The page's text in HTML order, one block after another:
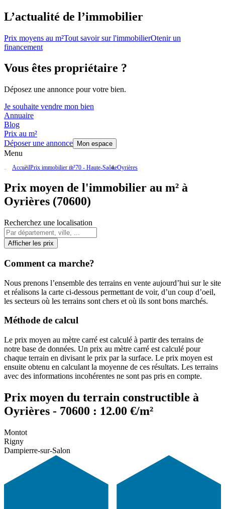
L’actualité de l’immobilier
Prix moyens au m²Tout savoir sur l'immobilierOtenir un
financement
Vous êtes propriétaire ?
Déposez une annonce pour votre bien.
Je souhaite vendre mon bien
Annuaire
Blog
Prix au m²
Déposer une annonce
Mon espace
Menu
AccueilPrix immobilier m²70 - Haute-SaôneOyrières
Prix moyen de l'immobilier au m² à
Oyrières (70600)
Recherchez une localisation
Afficher les prix
Comment ca marche?
Nous prenons l’ensemble des terrains en vente aujourd’hui sur le site
et réalisons la carte ci-dessous permettant de voir, d’un coup d’oeil,
les secteurs où les terrains sont chers et où ils sont bons marchés.
Méthode de calcul
Le prix moyen au mètre carré est calculé à partir des terrains de
notre base de données. Un prix au mètre carré est calculé pour
chaque terrain en divisant le prix par la surface. Le prix moyen est
ensuite obtenu en calculant la moyenne de ces résultats. Les terrains
avec des informations incohérentes ne sont pas pris en compte.
Prix moyen du terrain constructible à
Oyrières - 70600 : 12.00 €/m²
Montot
Rigny
Dampierre-sur-Salon